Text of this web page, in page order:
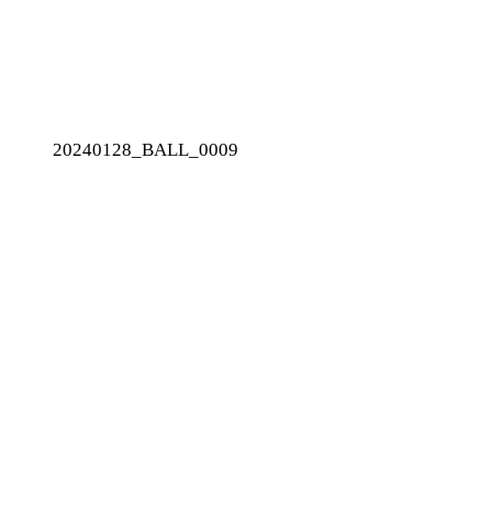
20240128_BALL_0009